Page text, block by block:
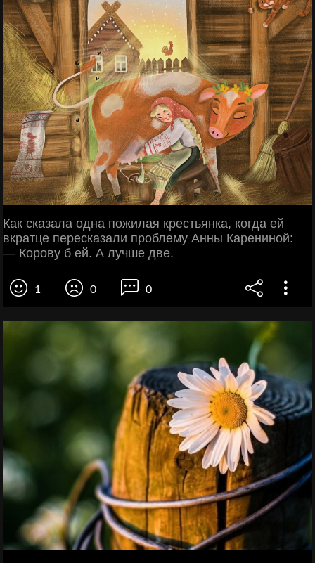
Как сказала одна пожилая крестьянка, когда ей
вкратце пересказали проблему Анны Карениной:
— Корову б ей. А лучше две.
1 0 0